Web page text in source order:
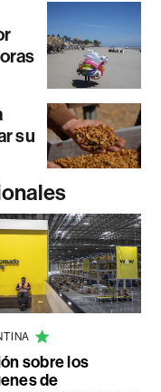
su
sobre los
de